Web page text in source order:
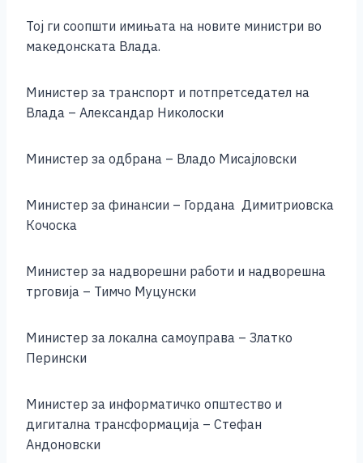
Тој ги соопшти имињата на новите министри во
македонската Влада.
Министер за транспорт и потпретседател на
Влада – Александар Николоски
Министер за одбрана – Владо Мисајловски
Министер за финансии – Гордана Димитриовска
Кочоска
Министер за надворешни работи и надворешна
трговија – Тимчо Муцунски
Министер за локална самоуправа – Златко
Перински
Министер за информатичко општество и
дигитална трансформација – Стефан
Андоновски